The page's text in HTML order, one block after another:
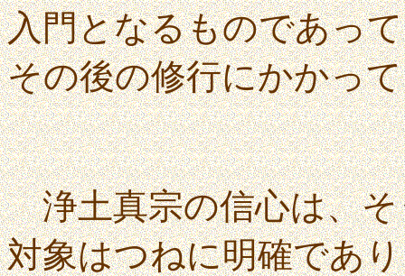
入門となるものであっ
その後の修行にかかっ
浄土真宗の信心は、そ
対象はつねに明確であ